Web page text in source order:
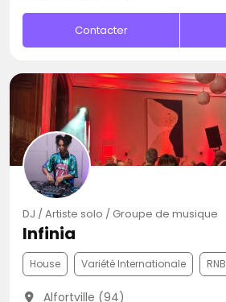
Contacter
DJ / Artiste solo / Groupe de musique
Infinia
House Variété Internationale RNB
Alfortville (94)